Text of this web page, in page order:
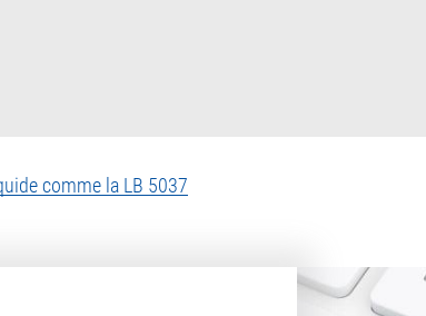
comme la LB 5037